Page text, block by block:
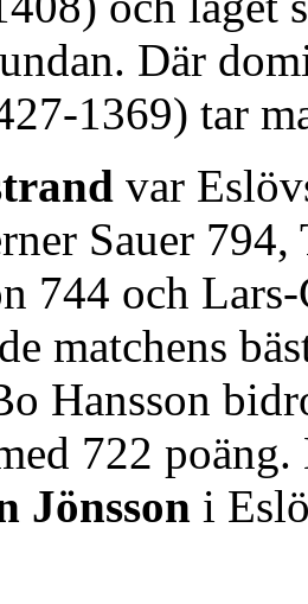
Där
1369) tar
var
Sauer 794,
744 och
matchens
Hansson
722
Jönsson i